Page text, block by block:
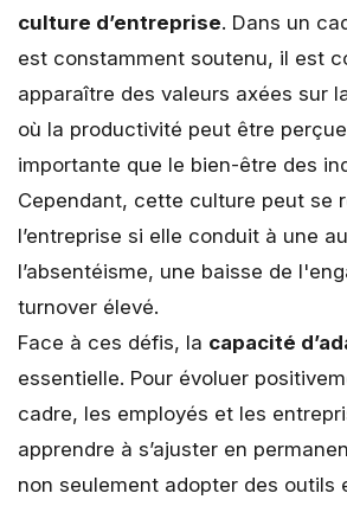
culture d’entreprise. Dans un
est constamment soutenu, il est
apparaître des valeurs axées sur
où la productivité peut être
importante que le bien-être des
Cependant, cette culture peut se
l’entreprise si elle conduit à une
l’absentéisme, une baisse de
turnover élevé.
Face à ces défis, la capacité
essentielle. Pour évoluer
cadre, les employés et les
apprendre à s’ajuster en
non seulement adopter des outils